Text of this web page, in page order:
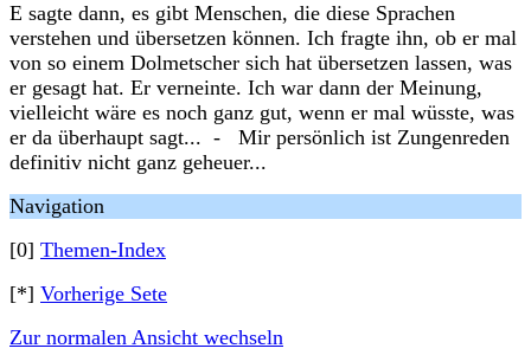
E sagte dann, es gibt Menschen, die diese Sprachen
verstehen und übersetzen können. Ich fragte ihn, ob er mal
von so einem Dolmetscher sich hat übersetzen lassen, was
er gesagt hat. Er verneinte. Ich war dann der Meinung,
vielleicht wäre es noch ganz gut, wenn er mal wüsste, was
er da überhaupt sagt... - Mir persönlich ist Zungenreden
definitiv nicht ganz geheuer...
Navigation
[0] Themen-Index
[*] Vorherige Sete
Zur normalen Ansicht wechseln